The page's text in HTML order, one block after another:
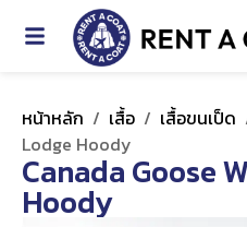
หน้าหลัก / เสื้อ / เสื้อขนเป็ด
Lodge Hoody
Canada Goose
Hoody